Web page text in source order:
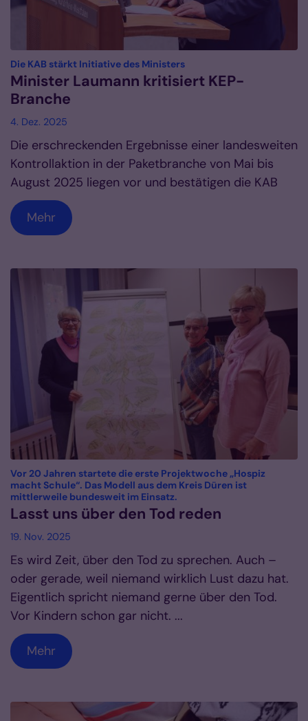
Die KAB stärkt Initiative des Ministers:
Minister Laumann kritisiert KEP-
Branche
4. Dez. 2025
Die erschreckenden Ergebnisse einer landesweiten
Kontrollaktion in der Paketbranche von Mai bis
August 2025 liegen vor und bestätigen die KAB
Mehr
Vor 20 Jahren startete die erste Projektwoche „Hospiz
macht Schule“. Das Modell aus dem Kreis Düren ist
mittlerweile bundesweit im Einsatz.
Lasst uns über den Tod reden
19. Nov. 2025
Es wird Zeit, über den Tod zu sprechen. Auch –
oder gerade, weil niemand wirklich Lust dazu hat.
Eigentlich spricht niemand gerne über den Tod.
Vor Kindern schon gar nicht. ...
Mehr